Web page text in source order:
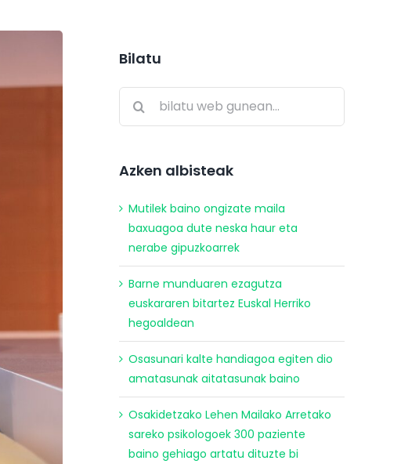
Bilatu
for:
Azken albisteak
Mutilek baino ongizate maila
baxuagoa dute neska haur eta
nerabe gipuzkoarrek
Barne munduaren ezagutza
euskararen bitartez Euskal Herriko
hegoaldean
Osasunari kalte handiagoa egiten dio
amatasunak aitatasunak baino
Osakidetzako Lehen Mailako Arretako
sareko psikologoek 300 paziente
baino gehiago artatu dituzte bi